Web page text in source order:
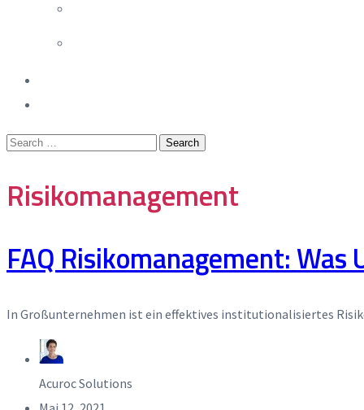
Risikomanagement
FAQ Risikomanagement:
In Großunternehmen ist ein effektives institutiona­lisiertes
Acuroc Solutions